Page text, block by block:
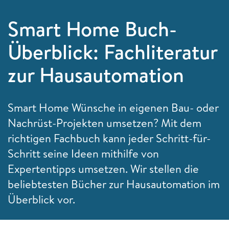
Smart Home Buch-
Überblick: Fachliteratur
zur Hausautomation
Smart Home Wünsche in eigenen Bau- oder
Nachrüst-Projekten umsetzen? Mit dem
richtigen Fachbuch kann jeder Schritt-für-
Schritt seine Ideen mithilfe von
Expertentipps umsetzen. Wir stellen die
beliebtesten Bücher zur Hausautomation im
Überblick vor.